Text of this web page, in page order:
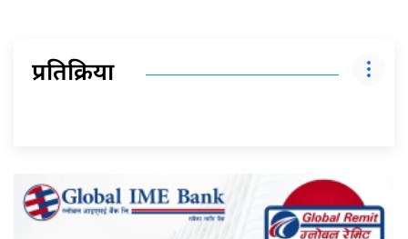
प्रतिक्रिया